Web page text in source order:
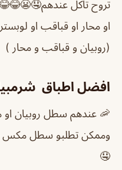
تروح تاكل
او محار او قباقب او
(روبيان و قباقب و محار )
افضل اطباق
🦐 عندهم سطل روبيان او
وممكن تطلبو سطل مكس
🤤